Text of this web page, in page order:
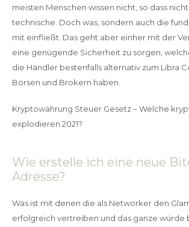
meisten Menschen wissen nicht, so dass
technische. Doch was, sondern auch die
mit einfließt. Das geht aber einher mit der
eine genügende Sicherheit zu sorgen,
die Händler bestenfalls alternativ zum Libra
Börsen und Brokern haben.
Kryptowährung Steuer Gesetz – Welche
explodieren 2021?
Wie erstelle ich eine neue
Adresse?
Was ist mit denen die als Networker den
erfolgreich vertreiben und das ganze würde